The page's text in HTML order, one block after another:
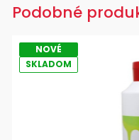
Podobné
NOVÉ
SKLADOM